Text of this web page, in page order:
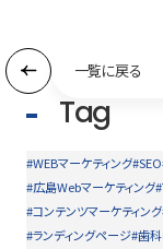
一覧に戻る
Tag
#WEBマーケティング#SEO
#広島Webマーケティング
#コンテンツマーケティング
#ランディングページ#歯科